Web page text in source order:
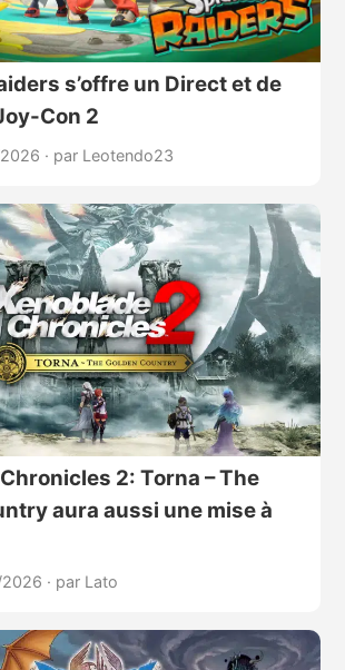
s’offre un Direct et de
Con 2
· par Leotendo23
2: Torna – The
aura aussi une mise à
2026 · par Lato